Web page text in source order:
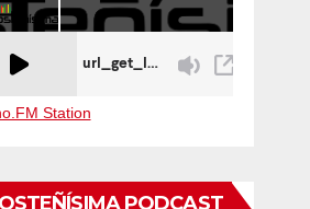
Station
PODCAST